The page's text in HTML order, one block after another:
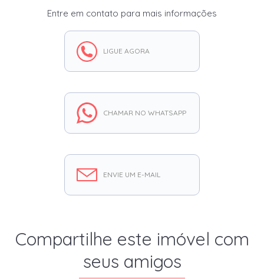
Entre em contato para mais informações
LIGUE AGORA
CHAMAR NO WHATSAPP
ENVIE UM E-MAIL
Compartilhe este imóvel com
seus amigos